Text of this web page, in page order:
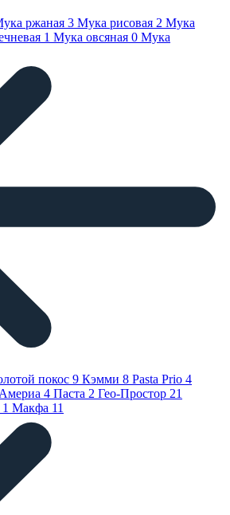
ржаная 3 Мука рисовая 2 Мука
1 Мука овсяная 0 Мука
покос 9 Кэмми 8 Pasta Prio 4
Америа 4 Паста 2 Гео-Простор 21
1 Макфа 11